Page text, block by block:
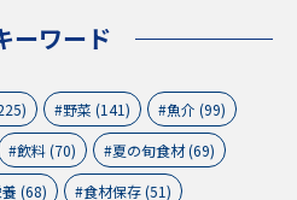
ーワード
野菜 (141)
魚介 (99)
飲料 (70)
夏の旬食材 (69)
(68)
食材保存 (51)